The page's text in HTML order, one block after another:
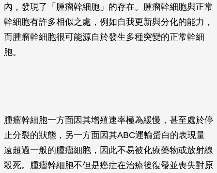
內，發現了「腫瘤幹細胞」的存在。腫瘤幹細胞與正常
幹細胞有許多相似之處，例如自我更新與分化的能力，
而腫瘤幹細胞很可能源自於發生多種突變的正常幹細
胞。
腫瘤幹細胞一方面因其增殖速率極為緩慢，甚至處於停
止分裂的狀態，另一方面因其ABC運輸蛋白的表現量
遠超過一般的腫瘤細胞，因此不易被化療藥物或放射線
殺死。腫瘤幹細胞不但是癌症在治療後復發並喪失對原